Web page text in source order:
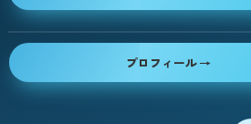
プロフィール